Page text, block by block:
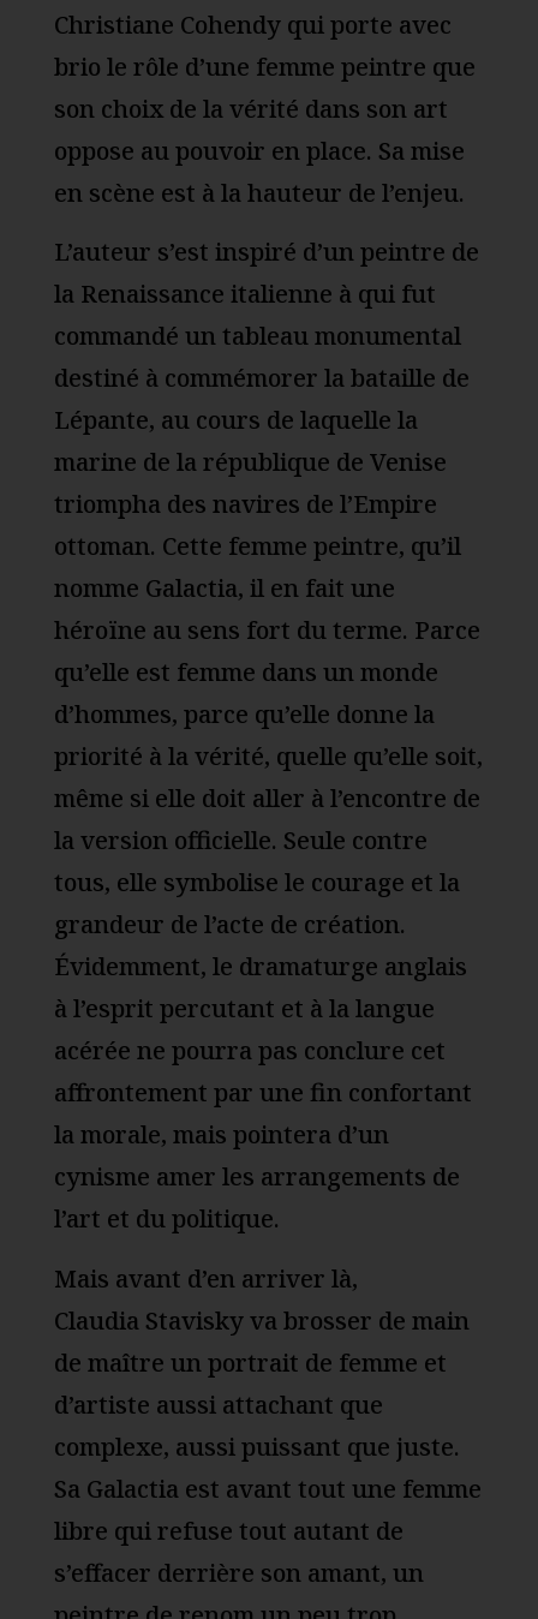
Christiane Cohendy qui porte avec
brio le rôle d’une femme peintre que
son choix de la vérité dans son art
oppose au pouvoir en place. Sa mise
en scène est à la hauteur de l’enjeu.
L’auteur s’est inspiré d’un peintre de
la Renaissance italienne à qui fut
commandé un tableau monumental
destiné à commémorer la bataille de
Lépante, au cours de laquelle la
marine de la république de Venise
triompha des navires de l’Empire
ottoman. Cette femme peintre, qu’il
nomme Galactia, il en fait une
héroïne au sens fort du terme. Parce
qu’elle est femme dans un monde
d’hommes, parce qu’elle donne la
priorité à la vérité, quelle qu’elle soit,
même si elle doit aller à l’encontre de
la version officielle. Seule contre
tous, elle symbolise le courage et la
grandeur de l’acte de création.
Évidemment, le dramaturge anglais
à l’esprit percutant et à la langue
acérée ne pourra pas conclure cet
affrontement par une fin confortant
la morale, mais pointera d’un
cynisme amer les arrangements de
l’art et du politique.
Mais avant d’en arriver là,
Claudia Stavisky va brosser de main
de maître un portrait de femme et
d’artiste aussi attachant que
complexe, aussi puissant que juste.
Sa Galactia est avant tout une femme
libre qui refuse tout autant de
s’effacer derrière son amant, un